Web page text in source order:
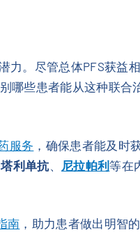
力。尽管总体PFS获益
哪些患者能从这种联合
服务 ，确保患者能及时
利单抗 尼拉帕利等在
南 ，助力患者做出明智